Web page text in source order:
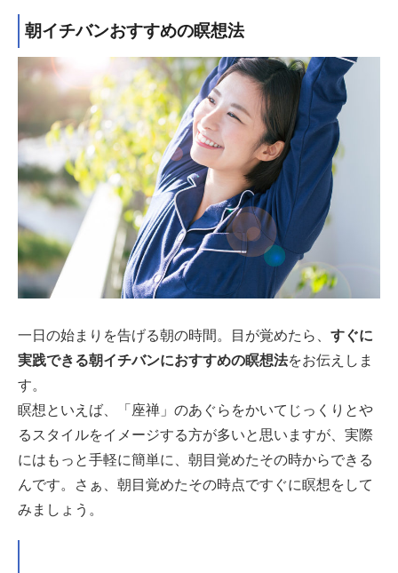
朝イチバンおすすめの瞑想法
一日の始まりを告げる朝の時間。目が覚めたら、 すぐに
実践できる朝イチバンにおすすめの瞑想法をお伝えしま
す。
瞑想といえば、「座禅」のあぐらをかいてじっくりとや
るスタイルをイメージする方が多いと思いますが、実際
にはもっと手軽に簡単に、朝目覚めたその時からできる
んです。さぁ、朝目覚めたその時点ですぐに瞑想をして
みましょう。